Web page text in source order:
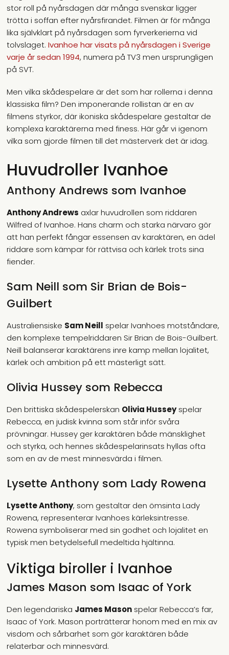
stor roll på nyårsdagen där många svenskar ligger
trötta i soffan efter nyårsfirandet. Filmen är för många
lika självklart på nyårsdagen som fyrverkerierna vid
tolvslaget.Ivanhoe har visats på nyårsdagen i Sverige
varje år sedan 1994, numera på TV3 men ursprungligen
på SVT.
Men vilka skådespelare är det som har rollerna i denna
klassiska film? Den imponerande rollistan är en av
filmens styrkor, där ikoniska skådespelare gestaltar de
komplexa karaktärerna med finess. Här går vi igenom
vilka som gjorde filmen till det mästerverk det är idag.
Huvudroller Ivanhoe
Anthony Andrews som Ivanhoe
Anthony Andrews axlar huvudrollen som riddaren
Wilfred of Ivanhoe. Hans charm och starka närvaro gör
att han perfekt fångar essensen av karaktären, en ädel
riddare som kämpar för rättvisa och kärlek trots sina
fiender.
Sam Neill som Sir Brian de Bois-
Guilbert
Australiensiske Sam Neill spelar Ivanhoes motståndare,
den komplexe tempelriddaren Sir Brian de Bois-Guilbert.
Neill balanserar karaktärens inre kamp mellan lojalitet,
kärlek och ambition på ett mästerligt sätt.
Olivia Hussey som Rebecca
Den brittiska skådespelerskan Olivia Husseyspelar
Rebecca, en judisk kvinna som står inför svåra
prövningar. Hussey ger karaktären både mänsklighet
och styrka, och hennes skådespelarinsats hyllas ofta
som en av de mest minnesvärda i filmen.
Lysette Anthony som Lady Rowena
Lysette Anthony, som gestaltar den ömsinta Lady
Rowena, representerar Ivanhoes kärleksintresse.
Rowena symboliserar med sin godhet och lojalitet en
typisk men betydelsefull medeltida hjältinna.
Viktiga biroller i Ivanhoe
James Mason som Isaac of York
Den legendariska James Mason spelar Rebecca’s far,
Isaac of York. Mason porträtterar honom med en mix av
visdom och sårbarhet som gör karaktären både
relaterbar och minnesvärd.